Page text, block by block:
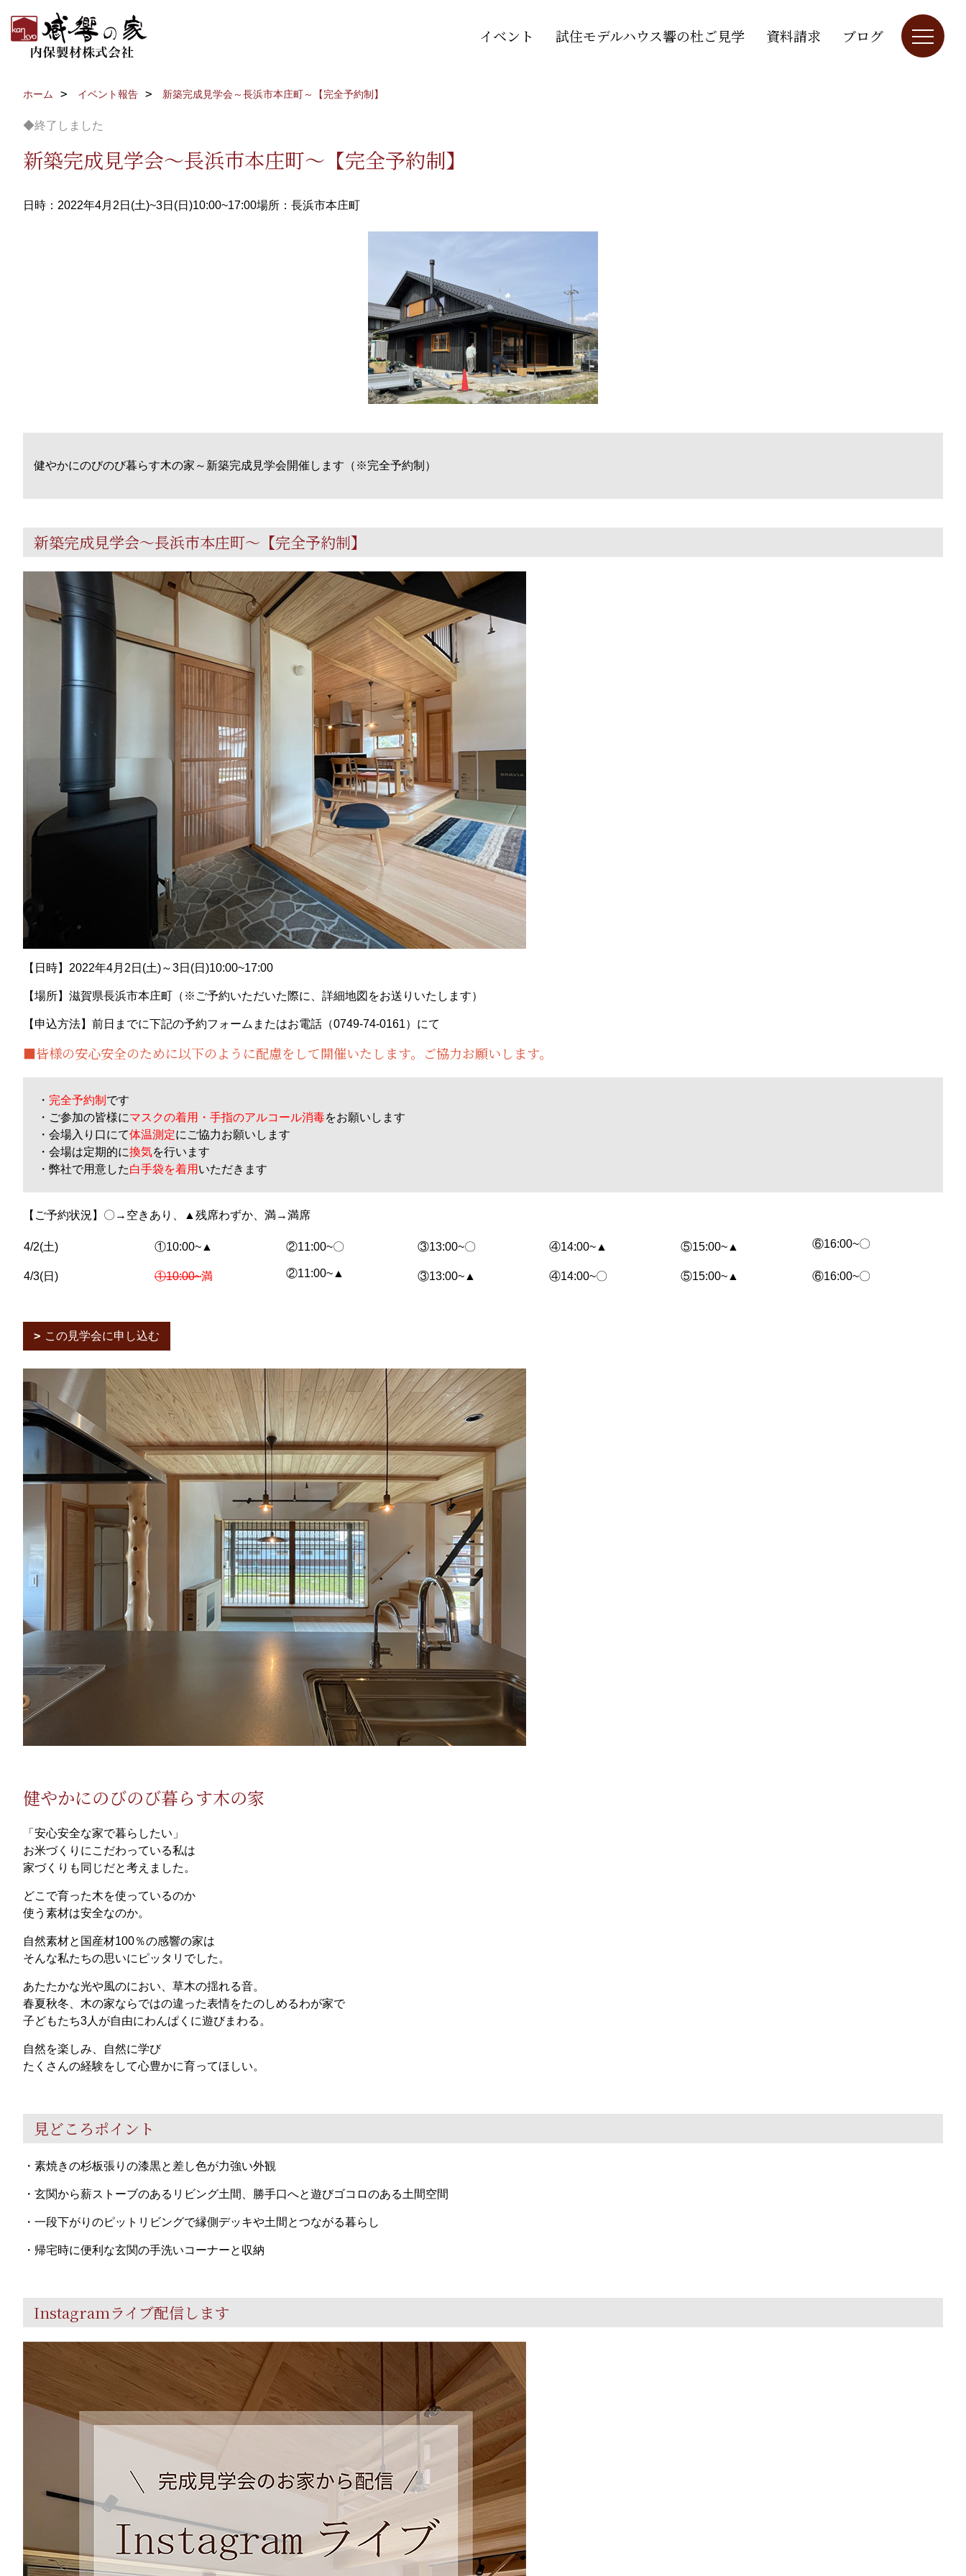
イベント 試住モデルハウス響の杜ご見学 資料請求 ブログ
ホーム イベント報告 新築完成見学会～長浜市本庄町～【完全予約制】
◆終了しました
新築完成見学会～長浜市本庄町～【完全予約制】
日時：2022年4月2日(土)~3日(日)10:00~17:00場所：長浜市本庄町
健やかにのびのび暮らす木の家～新築完成見学会開催します（※完全予約制）
新築完成見学会～長浜市本庄町～【完全予約制】
【日時】2022年4月2日(土)～3日(日)10:00~17:00
【場所】滋賀県長浜市本庄町（※ご予約いただいた際に、詳細地図をお送りいたします）
【申込方法】前日までに下記の予約フォームまたはお電話（0749-74-0161）にて
■皆様の安心安全のために以下のように配慮をして開催いたします。ご協力お願いします。
・ 完全予約制 です
・ご参加の皆様にマスクの着用・手指のアルコール消毒をお願いします
・会場入り口にて体温測定にご協力お願いします
・会場は定期的に換気を行います
・弊社で用意した白手袋を着用 いただきます
【ご予約状況】 〇→空きあり、▲残席わずか、満→満席
4/2(土) ①10:00~▲ ②11:00~〇 ③13:00~〇 ④14:00~▲ ⑤15:00~▲ ⑥16:00~〇
4/3(日) ①10:00~満 ②11:00~▲ ③13:00~▲ ④14:00~〇 ⑤15:00~▲ ⑥16:00~〇
この見学会に申し込む
健やかにのびのび暮らす木の家
「安心安全な家で暮らしたい」
お米づくりにこだわっている私は
家づくりも同じだと考えました。
どこで育った木を使っているのか
使う素材は安全なのか。
自然素材と国産材100％の感響の家は
そんな私たちの思いにピッタリでした。
あたたかな光や風のにおい、草木の揺れる音。
春夏秋冬、木の家ならではの違った表情をたのしめるわが家で
子どもたち3人が自由にわんぱくに遊びまわる。
自然を楽しみ、自然に学び
たくさんの経験をして心豊かに育ってほしい。
見どころポイント
・素焼きの杉板張りの漆黒と差し色が力強い外観
・玄関から薪ストーブのあるリビング土間、勝手口へと遊びゴコロのある土間空間
・一段下がりのピットリビングで縁側デッキや土間とつながる暮らし
・帰宅時に便利な玄関の手洗いコーナーと収納
Instagramライブ配信します